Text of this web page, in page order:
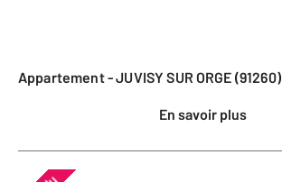
Appartement - JUVISY SUR ORGE (91260)
En savoir plus